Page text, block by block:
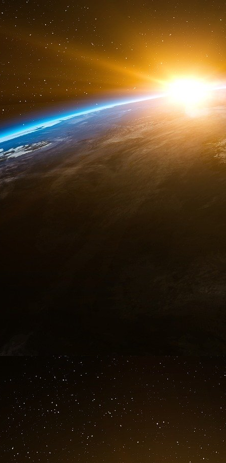
une nouvelle coalition et préparer son
élections. Takaichi devra aider les citoyens
économique tout en restructurant les
s’associer à Trump pour maintenir intacte
l’ordre régional et mondial vacille. Elle devra
qui menace les intérêts du Japon :
la Corée du Nord.
Ce n’est pas une tâche pour les âmes
CFR